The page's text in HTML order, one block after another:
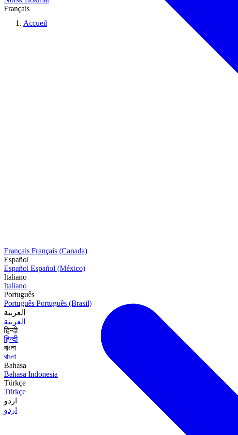
Français Français (Canada)
Español
Español Español (México)
Italiano
Italiano
Português
Português Português (Brasil)
العربية
العربية
हिन्दी
हिन्दी
বাংলা
বাংলা
Bahasa
Bahasa Indonesia
Türkçe
Türkçe
اردو
اردو
Français
Accueil